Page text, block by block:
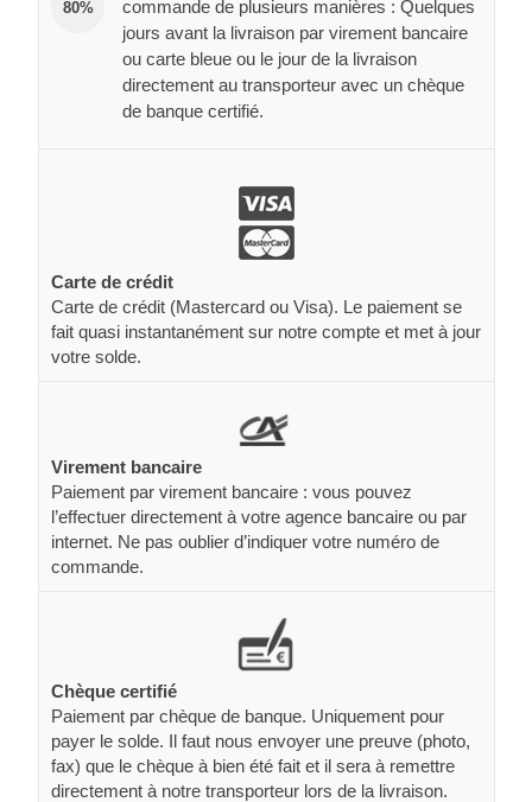
80%
commande de plusieurs manières : Quelques
jours avant la livraison par virement bancaire
ou carte bleue ou le jour de la livraison
directement au transporteur avec un chèque
de banque certifié.
Carte de crédit
Carte de crédit (Mastercard ou Visa). Le paiement se
fait quasi instantanément sur notre compte et met à jour
votre solde.
Virement bancaire
Paiement par virement bancaire : vous pouvez
l’effectuer directement à votre agence bancaire ou par
internet. Ne pas oublier d’indiquer votre numéro de
commande.
Chèque certifié
Paiement par chèque de banque. Uniquement pour
payer le solde. Il faut nous envoyer une preuve (photo,
fax) que le chèque à bien été fait et il sera à remettre
directement à notre transporteur lors de la livraison.